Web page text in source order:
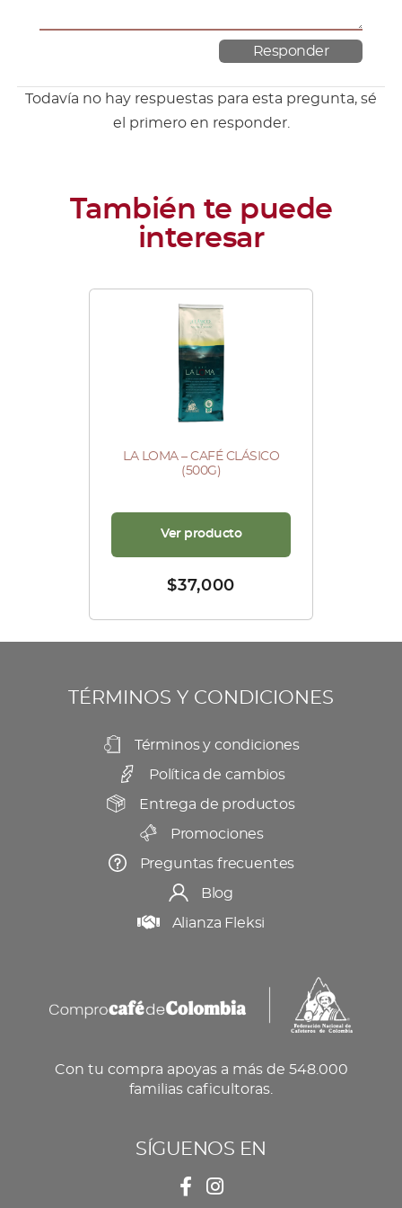
Todavía no hay respuestas para esta pregunta, sé
el primero en responder.
LA LOMA – CAFÉ CLÁSICO
(500G)
$37,000
Ver producto
TÉRMINOS Y CONDICIONES
Términos y condiciones
Política de cambios
Entrega de productos
Promociones
Preguntas frecuentes
Blog
Alianza Fleksi
Con tu compra apoyas a más de 548.000
familias caficultoras.
SÍGUENOS EN